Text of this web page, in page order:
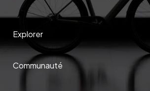
Explorer
Communauté